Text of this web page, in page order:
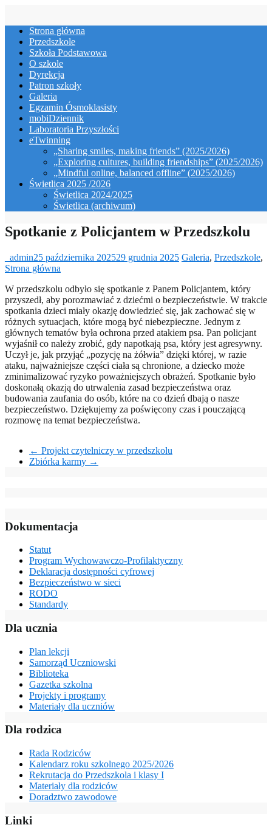
contentStrona główna
Przedszkole
Szkoła Podstawowa
O szkole
Dyrekcja
Patron szkoły
Galeria
Egzamin Ósmoklasisty
mobiDziennik
Laboratoria Przyszłości
eTwinning
„Sharing smiles, making friends” (2025/2026)
„Exploring cultures, building friendships” (2025/2026)
„Mindful online, balanced offline” (2025/2026)
Świetlica 2025 /2026
Świetlica 2024/2025
Świetlica (archiwum)
Spotkanie z Policjantem w Przedszkolu
_admin25 października 202529 grudnia 2025 Galeria, Przedszkole,
Strona główna
W przedszkolu odbyło się spotkanie z Panem Policjantem, który
przyszedł, aby porozmawiać z dziećmi o bezpieczeństwie. W trakcie
spotkania dzieci miały okazję dowiedzieć się, jak zachować się w
różnych sytuacjach, które mogą być niebezpieczne. Jednym z
głównych tematów była ochrona przed atakiem psa. Pan policjant
wyjaśnił co należy zrobić, gdy napotkają psa, który jest agresywny.
Uczył je, jak przyjąć „pozycję na żółwia” dzięki której, w razie
ataku, najważniejsze części ciała są chronione, a dziecko może
zminimalizować ryzyko poważniejszych obrażeń. Spotkanie było
doskonałą okazją do utrwalenia zasad bezpieczeństwa oraz
budowania zaufania do osób, które na co dzień dbają o nasze
bezpieczeństwo. Dziękujemy za poświęcony czas i pouczającą
rozmowę na temat bezpieczeństwa.
← Projekt czytelniczy w przedszkolu
Zbiórka karmy →
Dokumentacja
Statut
Program Wychowawczo-Profilaktyczny
Deklaracja dostępności cyfrowej
Bezpieczeństwo w sieci
RODO
Standardy
Dla ucznia
Plan lekcji
Samorząd Uczniowski
Biblioteka
Gazetka szkolna
Projekty i programy
Materiały dla uczniów
Dla rodzica
Rada Rodziców
Kalendarz roku szkolnego 2025/2026
Rekrutacja do Przedszkola i klasy I
Materiały dla rodziców
Doradztwo zawodowe
Linki